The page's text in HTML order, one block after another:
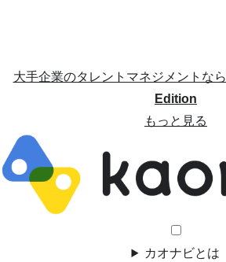
大手企業のタレントマネジメントなら
Edition
もっと見る
カオナビとは